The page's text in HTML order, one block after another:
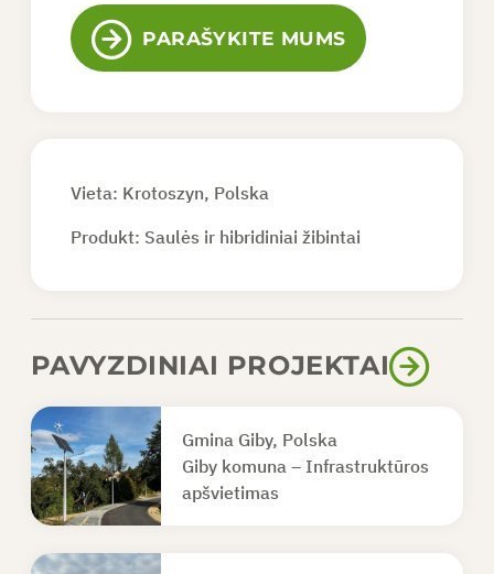
PARAŠYKITE MUMS
Vieta: Krotoszyn, Polska
Produkt: Saulės ir hibridiniai žibintai
PAVYZDINIAI PROJEKTAI
Gmina Giby, Polska
Giby komuna – Infrastruktūros
apšvietimas